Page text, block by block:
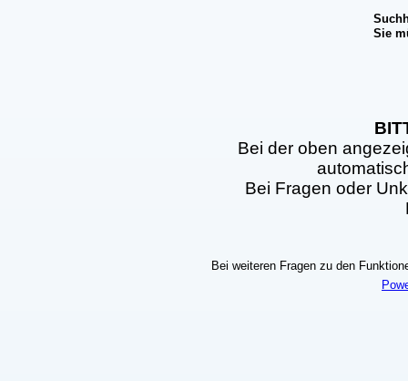
Sie
Bei der oben
Bei Fragen oder
Bei weiteren Fragen zu den